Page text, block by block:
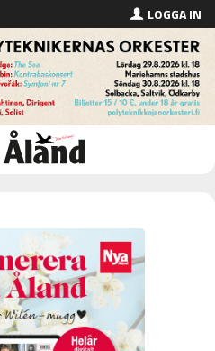
LOGGA IN